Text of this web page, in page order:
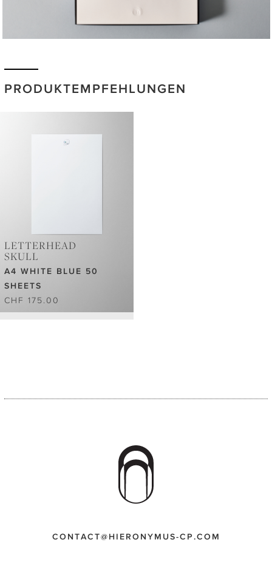
PRODUKTEMPFEHLUNGEN
LETTERHEAD
SKULL
A4 WHITE BLUE 50
SHEETS
CHF 175.00
CONTACT@HIERONYMUS-CP.COM